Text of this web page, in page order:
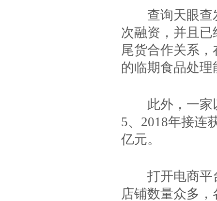
查询天眼查发
次融资，并且
尾货合作关系
的临期食品处理
此外，一家以
5、2018年接连
亿元。
打开电商平台
店铺数量众多